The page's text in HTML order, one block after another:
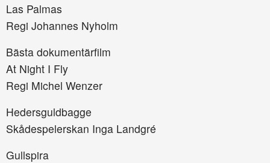
Las Palmas
Regi Johannes Nyholm
Bästa dokumentärfilm
At Night I Fly
Regi Michel Wenzer
Hedersguldbagge
Skådespelerskan Inga Landgré
Gullspira